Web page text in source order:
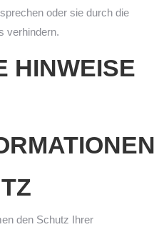
oder sie durch die
verhindern.
HINWEISE
den Schutz Ihrer